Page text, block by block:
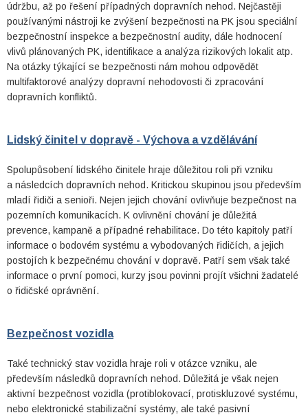
údržbu, až po řešení případných dopravních nehod. Nejčastěji
používanými nástroji ke zvýšení bezpečnosti na PK jsou speciální
bezpečnostní inspekce a bezpečnostní audity, dále hodnocení
vlivů plánovaných PK, identifikace a analýza rizikových lokalit atp.
Na otázky týkající se bezpečnosti nám mohou odpovědět
multifaktorové analýzy dopravní nehodovosti či zpracování
dopravních konfliktů.
Lidský činitel v dopravě - Výchova a vzdělávání
Spolupůsobení lidského činitele hraje důležitou roli při vzniku
a následcích dopravních nehod. Kritickou skupinou jsou především
mladí řidiči a senioři. Nejen jejich chování ovlivňuje bezpečnost na
pozemních komunikacích. K ovlivnění chování je důležitá
prevence, kampaně a případné rehabilitace. Do této kapitoly patří
informace o bodovém systému a vybodovaných řidičích, a jejich
postojích k bezpečnému chování v dopravě. Patří sem však také
informace o první pomoci, kurzy jsou povinni projít všichni žadatelé
o řidičské oprávnění.
Bezpečnost vozidla
Také technický stav vozidla hraje roli v otázce vzniku, ale
především následků dopravních nehod. Důležitá je však nejen
aktivní bezpečnost vozidla (protiblokovací, protiskluzové systému,
nebo elektronické stabilizační systémy, ale také pasivní